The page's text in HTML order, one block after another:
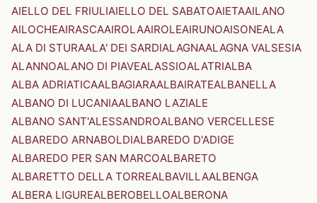
AIELLO DEL FRIULIAIELLO DEL SABATOAIETAAILANO
AILOCHEAIRASCAAIROLAAIROLEAIRUNOAISONEALA
ALA DI STURAALA' DEI SARDIALAGNAALAGNA VALSESIA
ALANNOALANO DI PIAVEALASSIOALATRIALBA
ALBA ADRIATICAALBAGIARAALBAIRATEALBANELLA
ALBANO DI LUCANIAALBANO LAZIALE
ALBANO SANT'ALESSANDROALBANO VERCELLESE
ALBAREDO ARNABOLDIALBAREDO D'ADIGE
ALBAREDO PER SAN MARCOALBARETO
ALBARETTO DELLA TORREALBAVILLAALBENGA
ALBERA LIGUREALBEROBELLOALBERONA